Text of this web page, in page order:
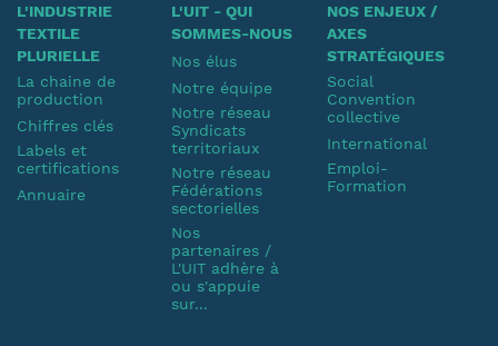
L'INDUSTRIE
TEXTILE
PLURIELLE
La chaine de
production
Chiffres clés
Labels et
certifications
Annuaire
L'UIT - QUI
SOMMES-NOUS
Nos élus
Notre équipe
Notre réseau
Syndicats
territoriaux
Notre réseau
Fédérations
sectorielles
Nos
partenaires /
L'UIT adhère à
ou s'appuie
sur...
NOS ENJEUX /
AXES
STRATÉGIQUES
Social
Convention
collective
International
Emploi-
Formation